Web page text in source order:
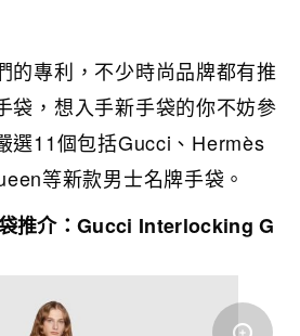
的專利，不少時尚品牌都有推
袋，想入手新手袋的你不妨參
選11個包括Gucci、Hermès
等新款男士名牌手袋。
推介：Gucci Interlocking G